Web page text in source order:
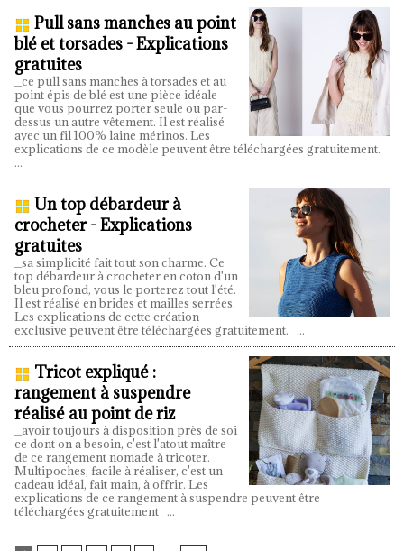
Pull sans manches au point
blé et torsades - Explications
gratuites
_ce pull sans manches à torsades et au
point épis de blé est une pièce idéale
que vous pourrez porter seule ou par-
dessus un autre vêtement. Il est réalisé
avec un fil 100% laine mérinos. Les
explications de ce modèle peuvent être téléchargées gratuitement.
...
Un top débardeur à
crocheter - Explications
gratuites
_sa simplicité fait tout son charme. Ce
top débardeur à crocheter en coton d'un
bleu profond, vous le porterez tout l'été.
Il est réalisé en brides et mailles serrées.
Les explications de cette création
exclusive peuvent être téléchargées gratuitement. ...
Tricot expliqué :
rangement à suspendre
réalisé au point de riz
_avoir toujours à disposition près de soi
ce dont on a besoin, c'est l'atout maître
de ce rangement nomade à tricoter.
Multipoches, facile à réaliser, c'est un
cadeau idéal, fait main, à offrir. Les
explications de ce rangement à suspendre peuvent être
téléchargées gratuitement ...